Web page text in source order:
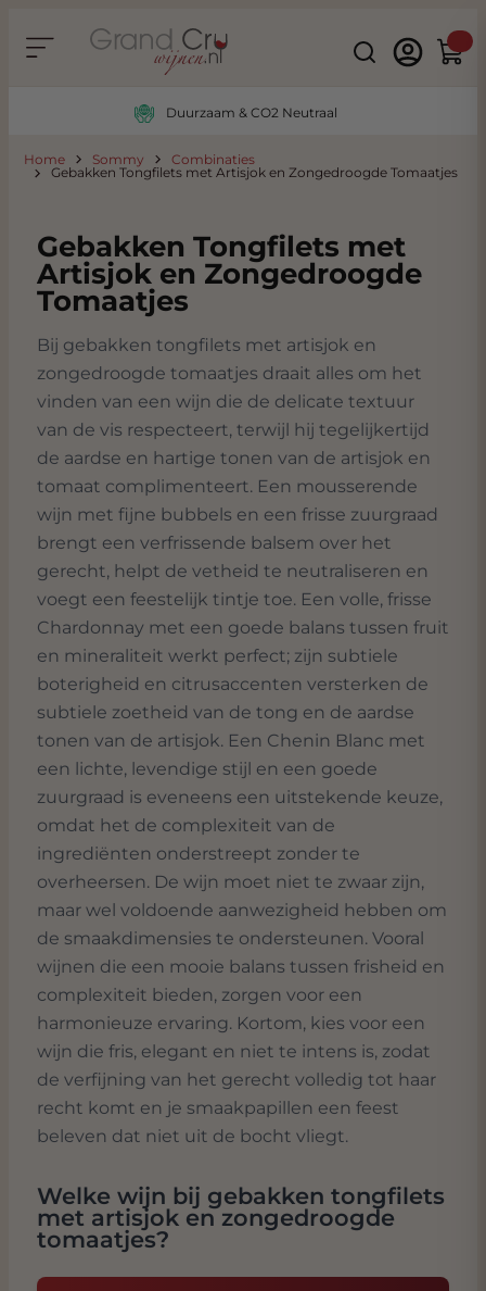
Search
Duurzaam & CO2 Neutraal
Home Sommy
Combinaties
Gebakken Tongfilets met Artisjok en Zongedroogde Tomaatjes
Gebakken Tongfilets met
Artisjok en Zongedroogde
Tomaatjes
Bij gebakken tongfilets met artisjok en
zongedroogde tomaatjes draait alles om het
vinden van een wijn die de delicate textuur
van de vis respecteert, terwijl hij tegelijkertijd
de aardse en hartige tonen van de artisjok en
tomaat complimenteert. Een mousserende
wijn met fijne bubbels en een frisse zuurgraad
brengt een verfrissende balsem over het
gerecht, helpt de vetheid te neutraliseren en
voegt een feestelijk tintje toe. Een volle, frisse
Chardonnay met een goede balans tussen fruit
en mineraliteit werkt perfect; zijn subtiele
boterigheid en citrusaccenten versterken de
subtiele zoetheid van de tong en de aardse
tonen van de artisjok. Een Chenin Blanc met
een lichte, levendige stijl en een goede
zuurgraad is eveneens een uitstekende keuze,
omdat het de complexiteit van de
ingrediënten onderstreept zonder te
overheersen. De wijn moet niet te zwaar zijn,
maar wel voldoende aanwezigheid hebben om
de smaakdimensies te ondersteunen. Vooral
wijnen die een mooie balans tussen frisheid en
complexiteit bieden, zorgen voor een
harmonieuze ervaring. Kortom, kies voor een
wijn die fris, elegant en niet te intens is, zodat
de verfijning van het gerecht volledig tot haar
recht komt en je smaakpapillen een feest
beleven dat niet uit de bocht vliegt.
Welke wijn bij gebakken tongfilets
met artisjok en zongedroogde
tomaatjes?